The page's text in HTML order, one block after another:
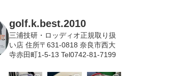
golf.k.best.2010
三浦技研・ロッディオ正規取り扱
い店 住所〒631-0818 奈良市西大
寺赤田町1-5-13 Tel0742-81-7199